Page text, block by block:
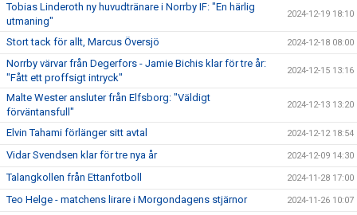
Tobias Linderoth ny huvudtränare i Norrby IF: "En härlig
utmaning"
2024-12-19 18:10
Stort tack för allt, Marcus Översjö 2024-12-18 08:00
Norrby värvar från Degerfors - Jamie Bichis klar för tre år:
"Fått ett proffsigt intryck"
2024-12-15 13:16
Malte Wester ansluter från Elfsborg: "Väldigt
förväntansfull"
2024-12-13 13:20
Elvin Tahami förlänger sitt avtal 2024-12-12 18:54
Vidar Svendsen klar för tre nya år 2024-12-09 14:30
Talangkollen från Ettanfotboll 2024-11-28 17:00
Teo Helge - matchens lirare i Morgondagens stjärnor 2024-11-26 10:07